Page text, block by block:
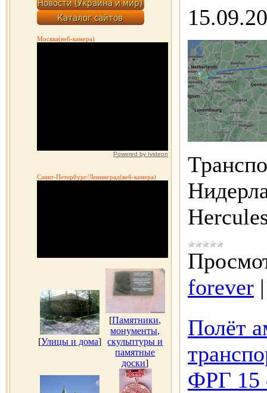
Москва(веб-камера)
Powered by Ivideon
Санкт-Петербург/Ленинград(веб-камера)
[Улицы и дома]
[Памятники,
монументы,
скульптуры и
памятные
доски]
forever
Полёт
ФРГ 15